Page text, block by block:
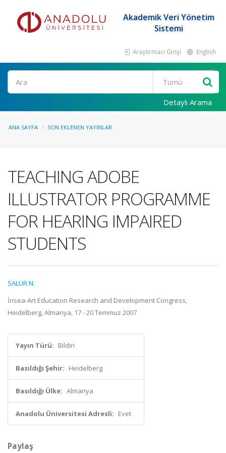
Akademik Veri Yönetim
Sistemi
Araştırmacı Girişi English
Ara
Detaylı Arama
ANA SAYFA SON EKLENEN YAYINLAR
TEACHING ADOBE
ILLUSTRATOR PROGRAMME
FOR HEARING IMPAIRED
STUDENTS
SALUR N.
İnsea-Art Education Research and Development Congress,
Heidelberg, Almanya, 17 - 20 Temmuz 2007
Yayın Türü: Bildiri
Basıldığı Şehir: Heidelberg
Basıldığı Ülke: Almanya
Anadolu Üniversitesi Adresli: Evet
Paylaş